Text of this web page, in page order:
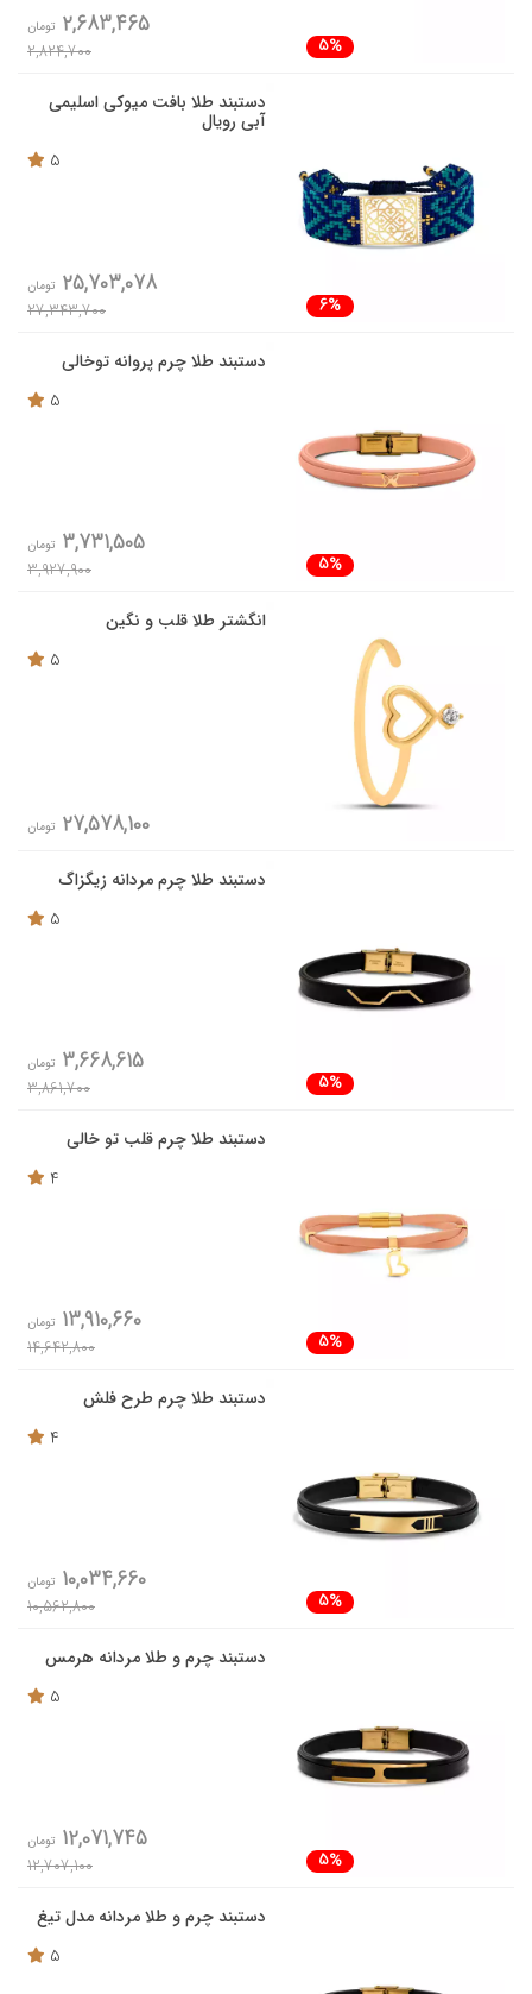
5%
2,683,465 تومان
2,824,700
دستبند طلا بافت میوکی اسلیمی
آبی رویال
5
6%
25,703,078 تومان
27,343,700
دستبند طلا چرم پروانه توخالی
5
5%
3,731,505 تومان
3,927,900
انگشتر طلا قلب و نگین
5
27,578,100 تومان
دستبند طلا چرم مردانه زیگزاگ
5
5%
3,668,615 تومان
3,861,700
دستبند طلا چرم قلب تو خالی
4
5%
13,910,660 تومان
14,642,800
دستبند طلا چرم طرح فلش
4
5%
10,034,660 تومان
10,562,800
دستبند چرم و طلا مردانه هرمس
5
5%
12,071,745 تومان
12,707,100
دستبند چرم و طلا مردانه مدل تیغ
5